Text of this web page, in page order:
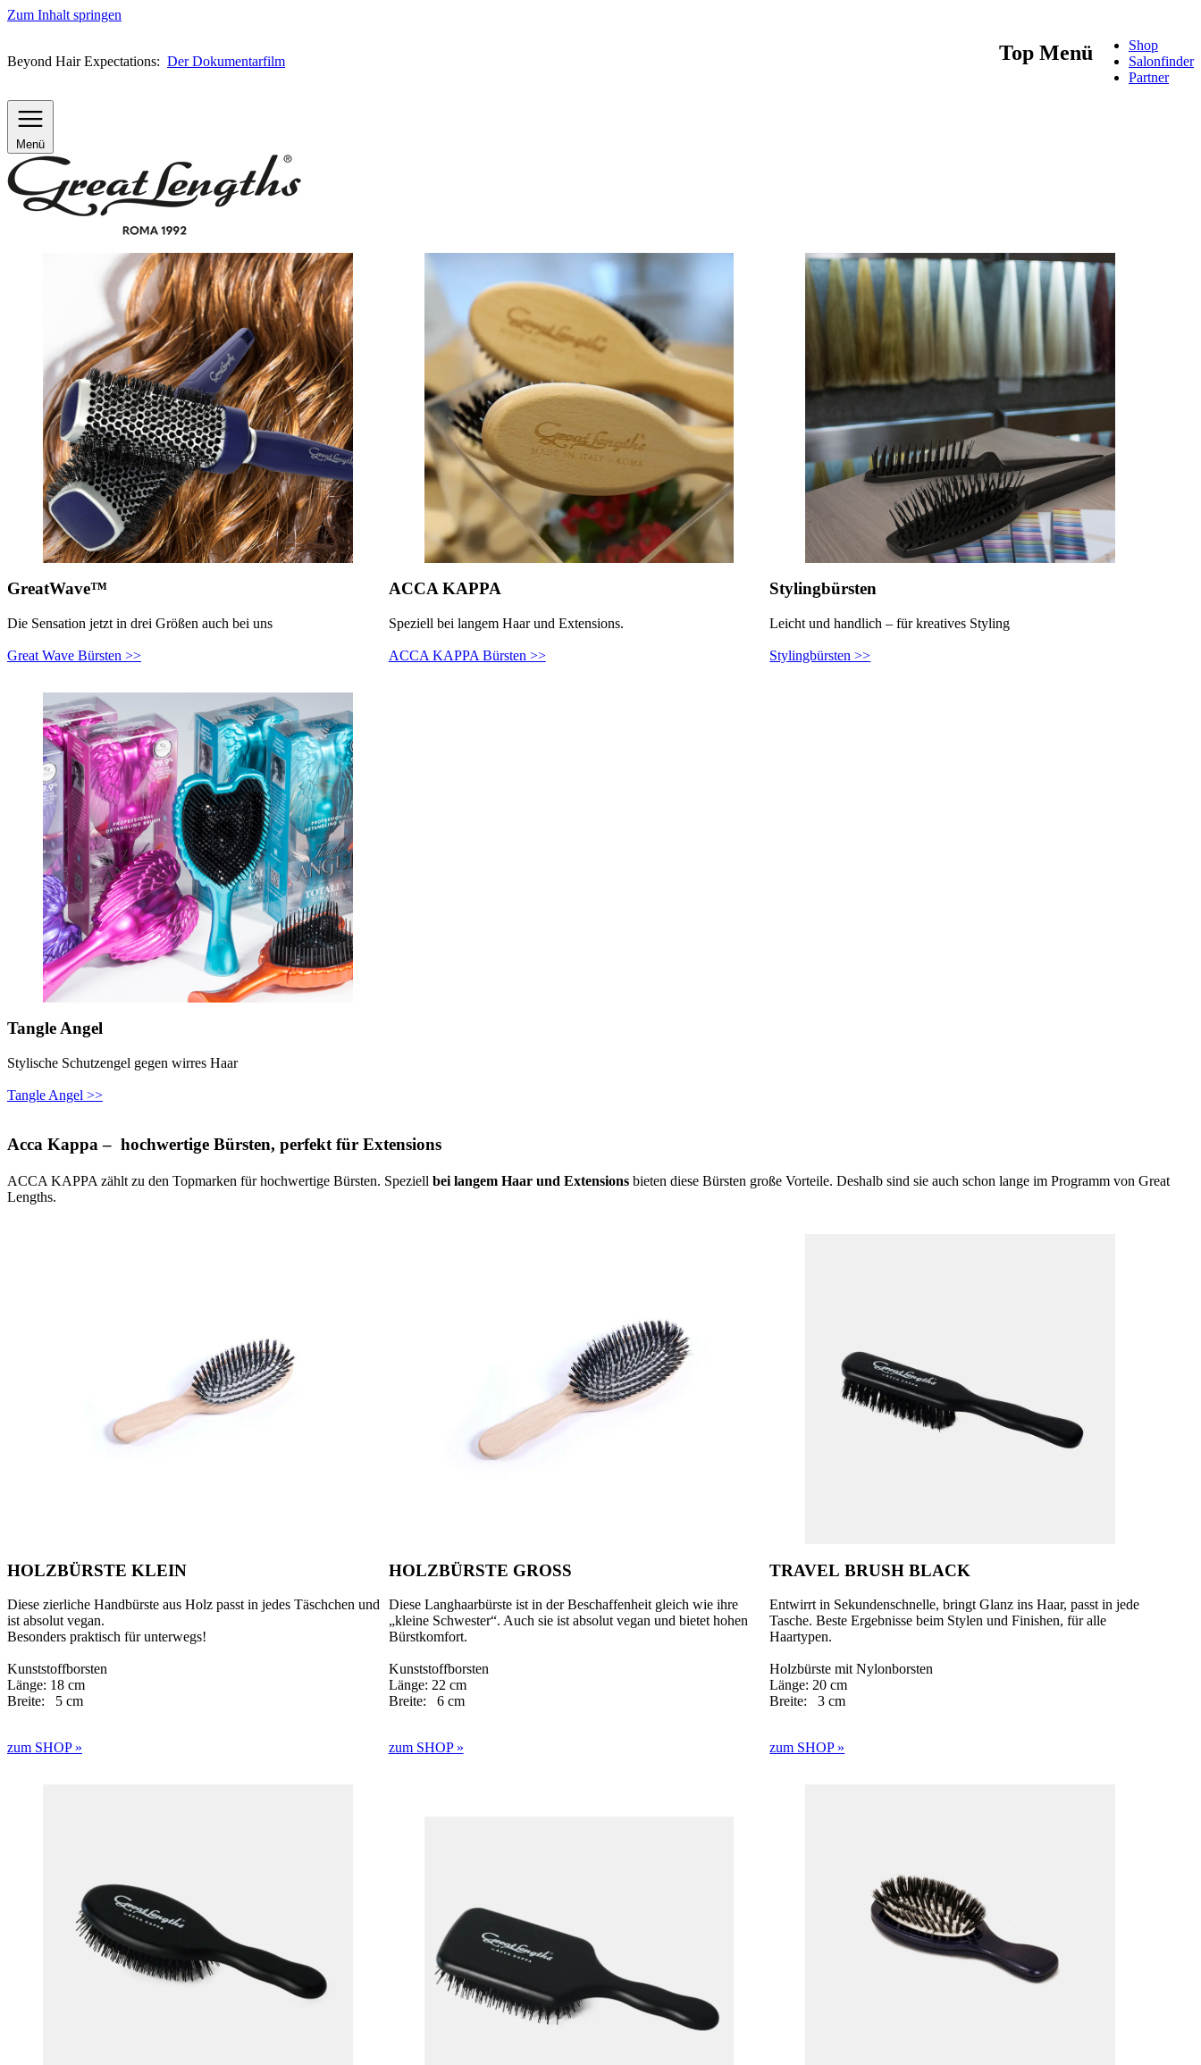
Zum Inhalt springen
Beyond Hair Expectations: Der Dokumentarfilm Top Menü
Shop
Salonfinder
Partner
Menü
GreatWave™
Die Sensation jetzt in drei Größen auch bei uns
Great Wave Bürsten >>
ACCA KAPPA
Speziell bei langem Haar und Extensions.
ACCA KAPPA Bürsten >>
Stylingbürsten
Leicht und handlich – für kreatives Styling
Stylingbürsten >>
Tangle Angel
Stylische Schutzengel gegen wirres Haar
Tangle Angel >>
Acca Kappa – hochwertige Bürsten, perfekt für Extensions
ACCA KAPPA zählt zu den Topmarken für hochwertige Bürsten. Speziell bei langem Haar und Extensions bieten diese Bürsten große Vorteile. Deshalb sind sie auch schon lange im Programm von Great
Lengths.
HOLZBÜRSTE KLEIN
Diese zierliche Handbürste aus Holz passt in jedes Täschchen und
ist absolut vegan.
Besonders praktisch für unterwegs!
Kunststoffborsten
Länge: 18 cm
Breite: 5 cm
zum SHOP »
HOLZBÜRSTE GROSS
Diese Langhaarbürste ist in der Beschaffenheit gleich wie ihre
„kleine Schwester“. Auch sie ist absolut vegan und bietet hohen
Bürstkomfort.
Kunststoffborsten
Länge: 22 cm
Breite: 6 cm
zum SHOP »
TRAVEL BRUSH BLACK
Entwirrt in Sekundenschnelle, bringt Glanz ins Haar, passt in jede
Tasche. Beste Ergebnisse beim Stylen und Finishen, für alle
Haartypen.
Holzbürste mit Nylonborsten
Länge: 20 cm
Breite: 3 cm
zum SHOP »